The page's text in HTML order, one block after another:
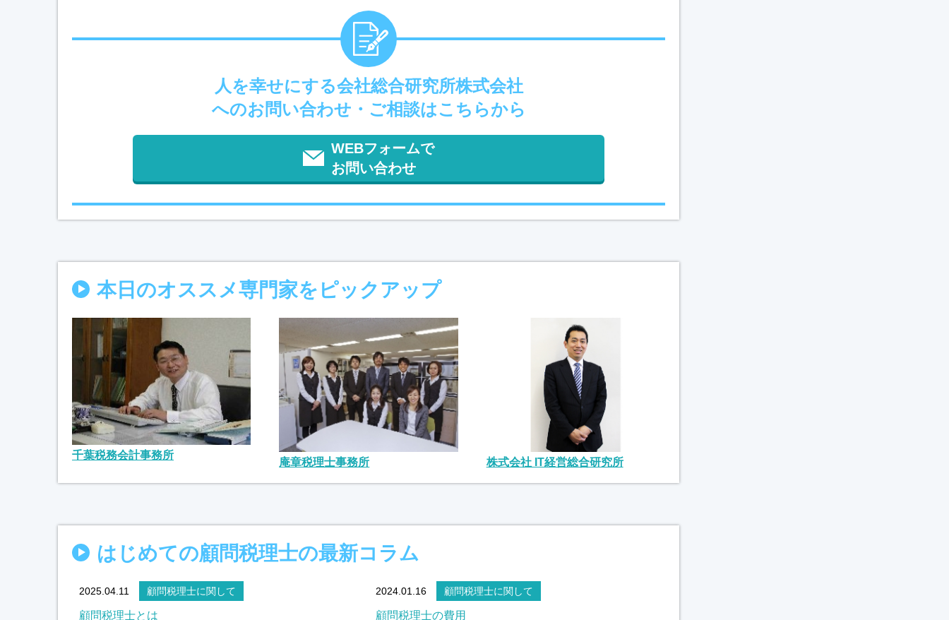
人を幸せにする会社総合研究所株式会社
へのお問い合わせ・ご相談はこちらから
WEBフォームで
お問い合わせ
本日のオススメ専門家をピックアップ
千葉税務会計事務所
庵章税理士事務所 株式会社 IT経営総合研究所
はじめての顧問税理士の最新コラム
2025.04.11 顧問税理士に関して
顧問税理士とは
2024.01.16 顧問税理士に関して
顧問税理士の費用